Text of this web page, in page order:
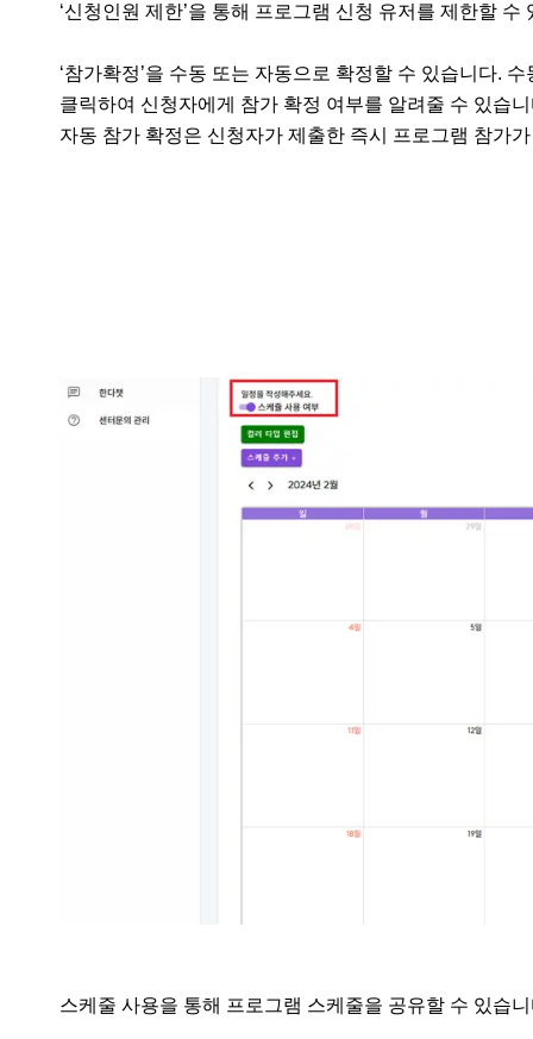
‘신청인원 제한’을 통해 프로그램 신청 유저를 제한할
‘참가확정’을 수동 또는 자동으로 확정할 수 있습니다.
클릭하여 신청자에게 참가 확정 여부를 알려줄 수 있습
자동 참가 확정은 신청자가 제출한 즉시 프로그램 참가
스케줄 사용을 통해 프로그램 스케줄을 공유할 수 있습